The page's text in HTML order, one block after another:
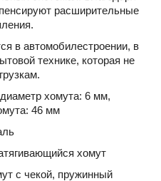
расширительные
в автомобилестроении, в
технике, которая не
хомута: 6 мм,
46 мм
хомут
с чекой, пружинный